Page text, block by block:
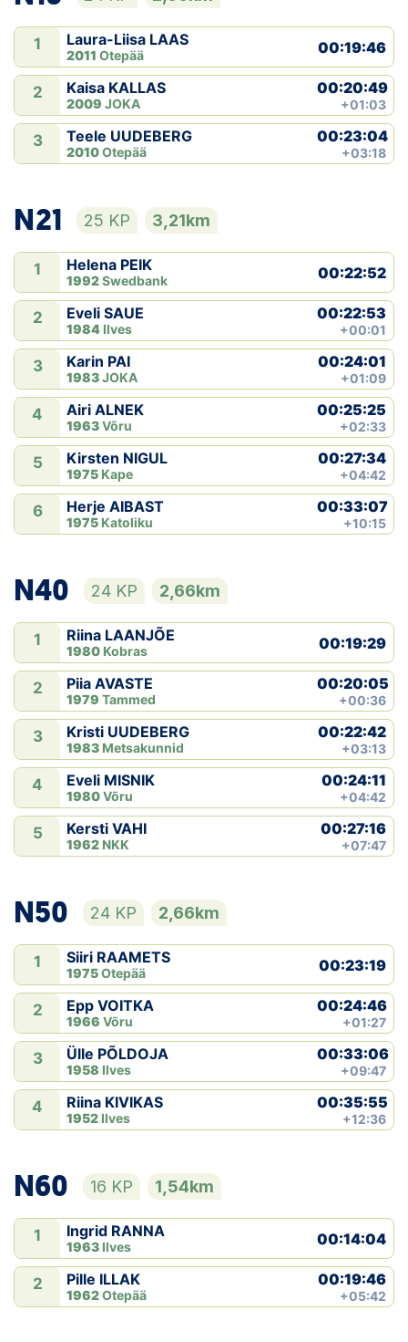
1 Laura-Liisa LAAS
2011 Otepää 00:19:46
2 Kaisa KALLAS
2009 JOKA
00:20:49
+01:03
3 Teele UUDEBERG
2010Otepää
00:23:04
+03:18
N21 25 KP 3,21km
1 Helena PEIK
1992Swedbank 00:22:52
2 Eveli SAUE
1984 Ilves
00:22:53
+00:01
3 Karin PAI
1983JOKA
00:24:01
+01:09
4 Airi ALNEK
1963Võru
00:25:25
+02:33
5 Kirsten NIGUL
1975 Kape
00:27:34
+04:42
6 Herje AIBAST
1975 Katoliku
00:33:07
+10:15
N40 24 KP 2,66km
1 Riina LAANJÕE
1980 Kobras 00:19:29
2 Piia AVASTE
1979 Tammed
00:20:05
+00:36
3 Kristi UUDEBERG
1983 Metsakunnid
00:22:42
+03:13
4 Eveli MISNIK
1980Võru
00:24:11
+04:42
5 Kersti VAHI
1962 NKK
00:27:16
+07:47
N50 24 KP 2,66km
1 Siiri RAAMETS
1975Otepää 00:23:19
2 Epp VOITKA
1966 Võru
00:24:46
+01:27
3 Ülle PÕLDOJA
1958 Ilves
00:33:06
+09:47
4 Riina KIVIKAS
1952 Ilves
00:35:55
+12:36
N60 16 KP 1,54km
1 Ingrid RANNA
1963 Ilves 00:14:04
2 Pille ILLAK
1962Otepää
00:19:46
+05:42